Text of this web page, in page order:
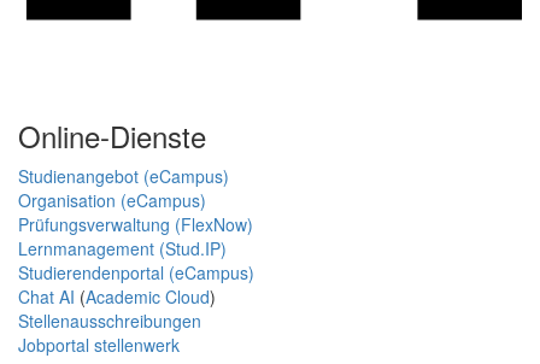
Online-Dienste
Studienangebot (eCampus)
Organisation (eCampus)
Prüfungsverwaltung (FlexNow)
Lernmanagement (Stud.IP)
Studierendenportal (eCampus)
Chat AI (Academic Cloud)
Stellenausschreibungen
Jobportal stellenwerk